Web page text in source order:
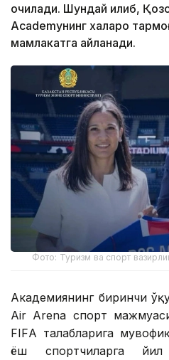
очилади. Шундай қилиб,
Academyнинг халқаро
мамлакатга айланади.
Фото: Туризм ва спорт
Академиянинг биринчи
Air Arena спорт
FIFА талабларига
ёш спортчиларга йил